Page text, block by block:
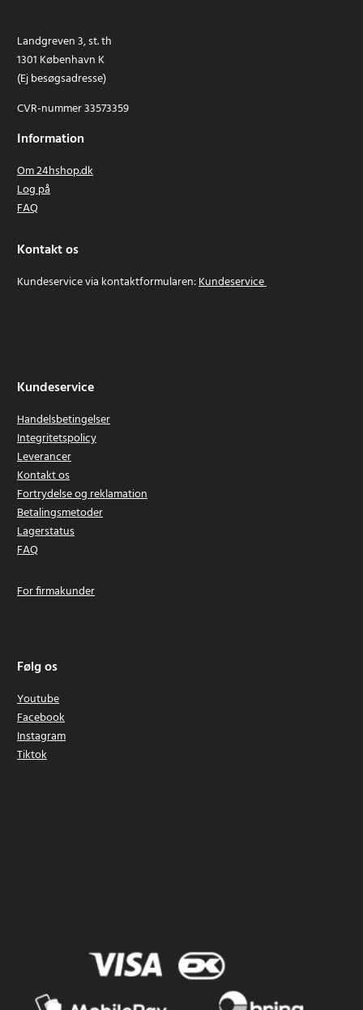
Landgreven 3, st. th
1301 København K
(Ej besøgsadresse)
CVR-nummer 33573359
Information
Om 24hshop.dk
Log på
FAQ
Kontakt os
Kundeservice via kontaktformularen:Kundeservice
Kundeservice
Handelsbetingelser
Integritetspolicy
Leverancer
Kontakt os
Fortrydelse og reklamation
Betalingsmetoder
Lagerstatus
FAQ
For firmakunder
Følg os
Youtube
Facebook
Instagram
Tiktok